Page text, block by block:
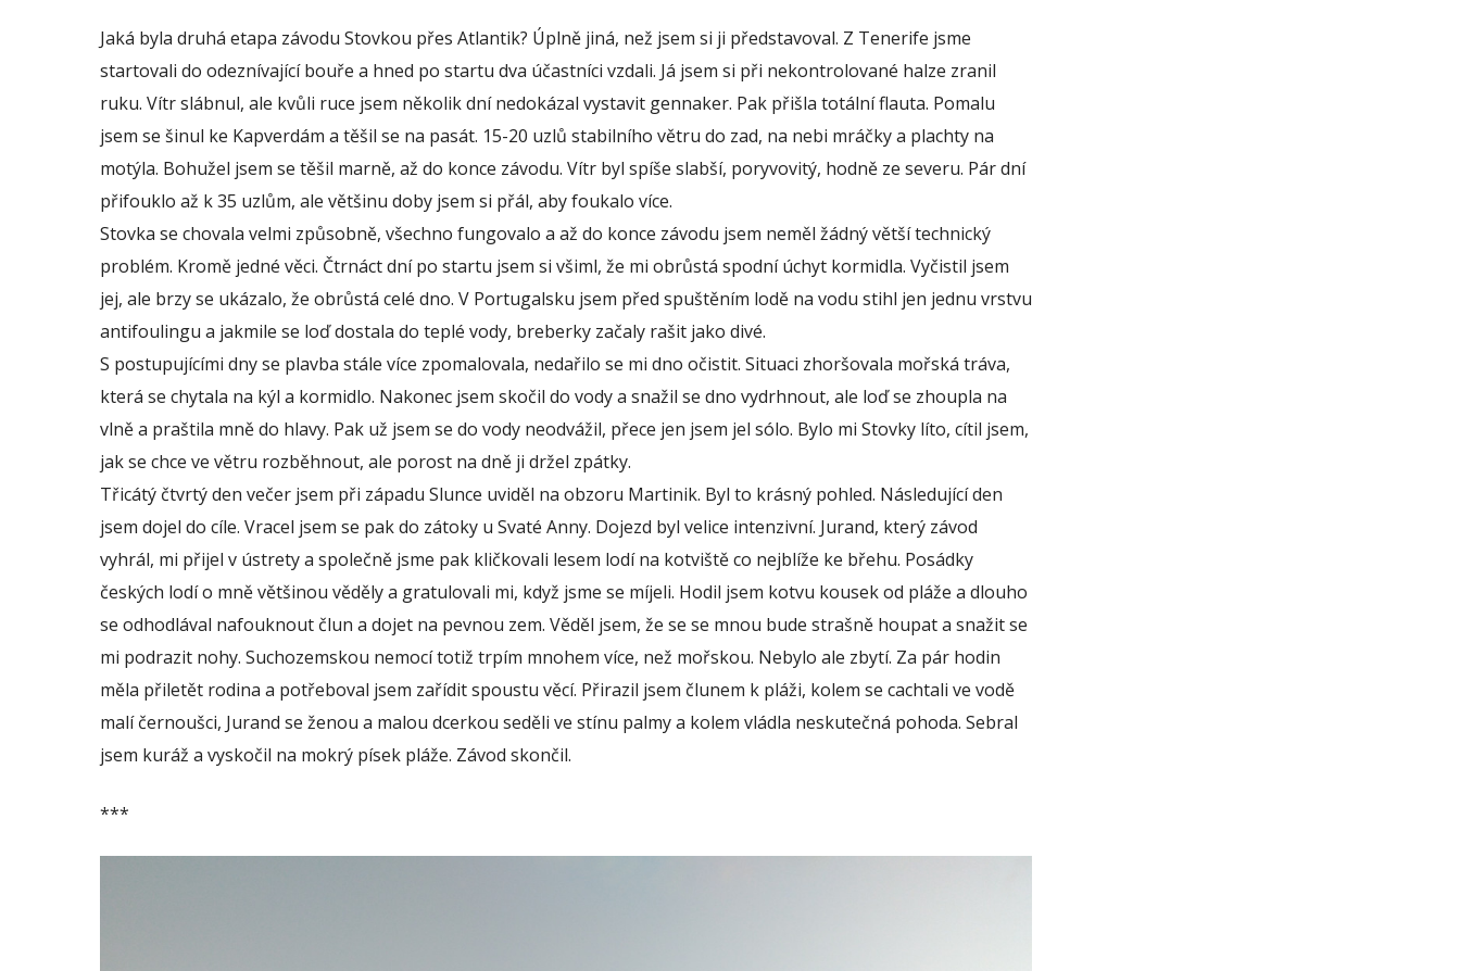
Jaká byla druhá etapa závodu Stovkou přes Atlantik? Úplně jiná, než jsem si ji představoval. Z Tenerife jsme
startovali do odeznívající bouře a hned po startu dva účastníci vzdali. Já jsem si při nekontrolované halze zranil
ruku. Vítr slábnul, ale kvůli ruce jsem několik dní nedokázal vystavit gennaker. Pak přišla totální flauta. Pomalu
jsem se šinul ke Kapverdám a těšil se na pasát. 15-20 uzlů stabilního větru do zad, na nebi mráčky a plachty na
motýla. Bohužel jsem se těšil marně, až do konce závodu. Vítr byl spíše slabší, poryvovitý, hodně ze severu. Pár dní
přifouklo až k 35 uzlům, ale většinu doby jsem si přál, aby foukalo více.
Stovka se chovala velmi způsobně, všechno fungovalo a až do konce závodu jsem neměl žádný větší technický
problém. Kromě jedné věci. Čtrnáct dní po startu jsem si všiml, že mi obrůstá spodní úchyt kormidla. Vyčistil jsem
jej, ale brzy se ukázalo, že obrůstá celé dno. V Portugalsku jsem před spuštěním lodě na vodu stihl jen jednu vrstvu
antifoulingu a jakmile se loď dostala do teplé vody, breberky začaly rašit jako divé.
S postupujícími dny se plavba stále více zpomalovala, nedařilo se mi dno očistit. Situaci zhoršovala mořská tráva,
která se chytala na kýl a kormidlo. Nakonec jsem skočil do vody a snažil se dno vydrhnout, ale loď se zhoupla na
vlně a praštila mně do hlavy. Pak už jsem se do vody neodvážil, přece jen jsem jel sólo. Bylo mi Stovky líto, cítil jsem,
jak se chce ve větru rozběhnout, ale porost na dně ji držel zpátky.
Třicátý čtvrtý den večer jsem při západu Slunce uviděl na obzoru Martinik. Byl to krásný pohled. Následující den
jsem dojel do cíle. Vracel jsem se pak do zátoky u Svaté Anny. Dojezd byl velice intenzivní. Jurand, který závod
vyhrál, mi přijel v ústrety a společně jsme pak kličkovali lesem lodí na kotviště co nejblíže ke břehu. Posádky
českých lodí o mně většinou věděly a gratulovali mi, když jsme se míjeli. Hodil jsem kotvu kousek od pláže a dlouho
se odhodlával nafouknout člun a dojet na pevnou zem. Věděl jsem, že se se mnou bude strašně houpat a snažit se
mi podrazit nohy. Suchozemskou nemocí totiž trpím mnohem více, než mořskou. Nebylo ale zbytí. Za pár hodin
měla přiletět rodina a potřeboval jsem zařídit spoustu věcí. Přirazil jsem člunem k pláži, kolem se cachtali ve vodě
malí černoušci, Jurand se ženou a malou dcerkou seděli ve stínu palmy a kolem vládla neskutečná pohoda. Sebral
jsem kuráž a vyskočil na mokrý písek pláže. Závod skončil.
***